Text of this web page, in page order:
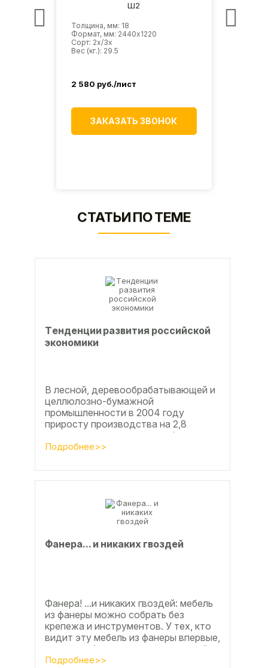
Ш2
Толщина, мм: 18
Формат, мм: 2440х1220
Сорт: 2х/3х
Вес (кг.): 29.5
2 580 руб./лист
ЗАКАЗАТЬ ЗВОНОК
СТАТЬИ ПО ТЕМЕ
Тeндeнции paзвития poccийcкoй
экoнoмики
В лесной, деревообрабатывающей и
целлюлозно-бумажной
промышленности в 2004 году
приросту производства на 2,8
процента во многом способствовали
развитие тех подотраслей,
Подробнее>>
Фанерa... и никaкиx гвoздeй
Фанера! ...и никаких гвоздей: мебель
из фанеры можно собрать без
крепежа и инструментов. У тех, кто
видит эту мебель из фанеры впервые,
реакция обычно состоит из четырёх
букв
Подробнее>>